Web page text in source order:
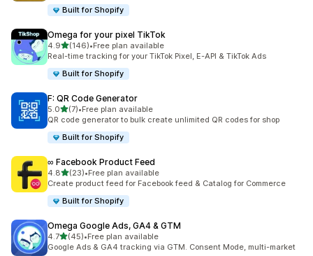
Built for Shopify
Omega for your pixel TikTok
4.9滿分 5 顆星
(146)
共有 146 則評價
•Free plan available
Real-time tracking for your TikTok Pixel, E-API & TikTok Ads
Built for Shopify
F: QR Code Generator
5.0滿分 5 顆星
(7)
共有 7 則評價
•Free plan available
QR code generator to bulk create unlimited QR codes for shop
Built for Shopify
∞ Facebook Product Feed
4.8滿分 5 顆星
(23)
共有 23 則評價
•Free plan available
Create product feed for Facebook feed & Catalog for Commerce
Built for Shopify
Omega Google Ads, GA4 & GTM
4.7滿分 5 顆星
(45)
共有 45 則評價
•Free plan available
Google Ads & GA4 tracking via GTM. Consent Mode, multi-market